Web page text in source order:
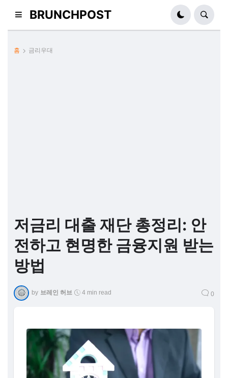
BRUNCHPOST
홈 금리우대
저금리 대출 재단 총정리: 안
전하고 현명한 금융지원 받는
방법
by 브레인 허브 4 min read 0